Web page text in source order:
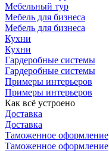
Мебельный тур
Мебель для бизнеса
Мебель для бизнеса
Кухни
Кухни
Гардеробные системы
Гардеробные системы
Примеры интерьеров
Примеры интерьеров
Как всё устроено
Доставка
Доставка
Таможенное оформление
Таможенное оформление